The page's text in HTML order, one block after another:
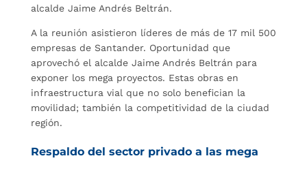
alcalde Jaime Andrés Beltrán.
A la reunión asistieron líderes de más de 17 mil 500
empresas de Santander. Oportunidad que
aprovechó el alcalde Jaime Andrés Beltrán para
exponer los mega proyectos. Estas obras en
infraestructura vial que no solo benefician la
movilidad; también la competitividad de la ciudad
región.
Respaldo del sector privado a las mega